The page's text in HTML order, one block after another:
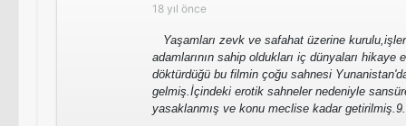
18 yıl önce
Yaşamları zevk ve safahat üzerine
adamlarının sahip oldukları iç dünyaları hikaye
döktürdüğü bu filmin çoğu sahnesi
gelmiş.İçindeki erotik sahneler nedeniyle
yasaklanmış ve konu meclise kadar